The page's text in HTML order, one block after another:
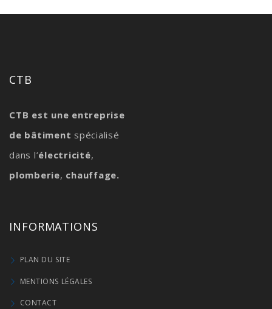
CTB
CTB est une entreprise
de bâtiment spécialisé
dans l’électricité,
plomberie, chauffage.
INFORMATIONS
PLAN DU SITE
MENTIONS LÉGALES
CONTACT